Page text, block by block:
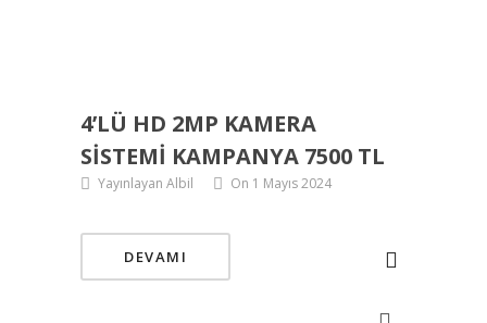
4’LÜ HD 2MP KAMERA
SISTEMI KAMPANYA 7500 TL
Yayınlayan Albil On 1 Mayıs 2024
DEVAMI